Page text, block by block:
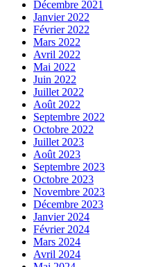
Décembre 2021
Janvier 2022
Février 2022
Mars 2022
Avril 2022
Mai 2022
Juin 2022
Juillet 2022
Août 2022
Septembre 2022
Octobre 2022
Juillet 2023
Août 2023
Septembre 2023
Octobre 2023
Novembre 2023
Décembre 2023
Janvier 2024
Février 2024
Mars 2024
Avril 2024